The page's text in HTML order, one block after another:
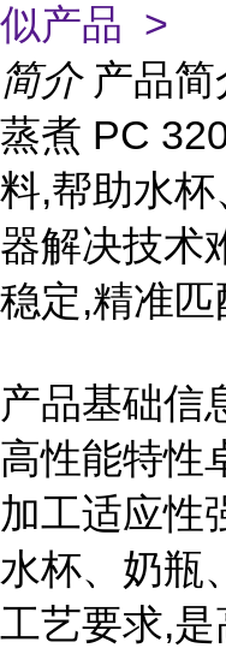
似产品 >
简介 产品
蒸煮 PC
料,帮助水
器解决技术
稳定,精准匹
产品基础信
高性能特性
加工适应性
水杯、奶瓶
工艺要求,